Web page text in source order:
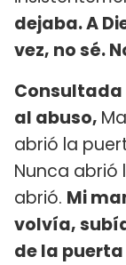
dejaba. A
vez, no sé.
Consultada
al abuso,
abrió la
Nunca abrió
abrió. Mi
volvía,
de la puerta